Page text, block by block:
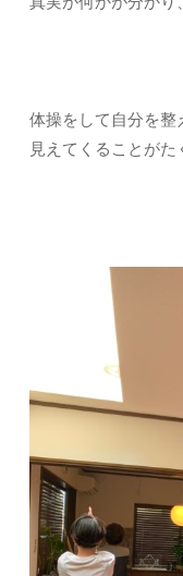
体操をして自分を
見えてくることがた